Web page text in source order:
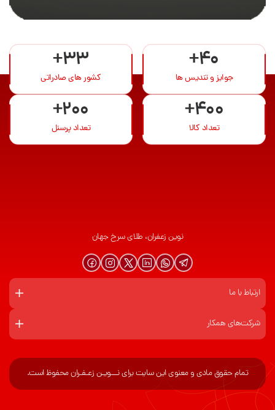
+40
جوایز و تندیس ها
+33
کشور های صادراتی
+400
تعداد کالا
+200
تعداد پرسنل
نوین زعفران، طلای سرخ جهان
ارتباط با ما
شرکت‌های همکار
تمام حقوق مادی و معنوی این سایت برای نـــویـن زعـفـران محفوظ است.